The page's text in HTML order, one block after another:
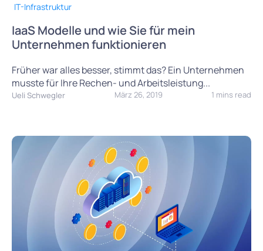
IT-Infrastruktur
IaaS Modelle und wie Sie für mein
Unternehmen funktionieren
Früher war alles besser, stimmt das? Ein Unternehmen
musste für Ihre Rechen- und Arbeitsleistung...
Ueli Schwegler März 26, 2019 1 mins read